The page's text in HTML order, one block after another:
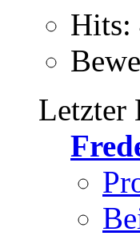
Hits:
Letzter